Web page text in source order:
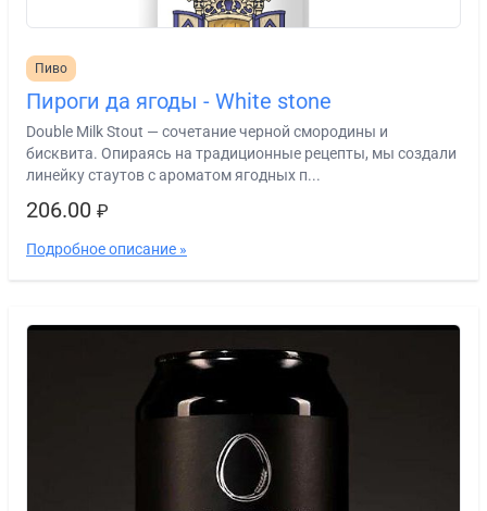
Пиво
Пироги да ягоды - White stone
Double Milk Stout — сочетание черной смородины и
бисквита. Опираясь на традиционные рецепты, мы создали
линейку стаутов с ароматом ягодных п...
206.00 ₽
Подробное описание »